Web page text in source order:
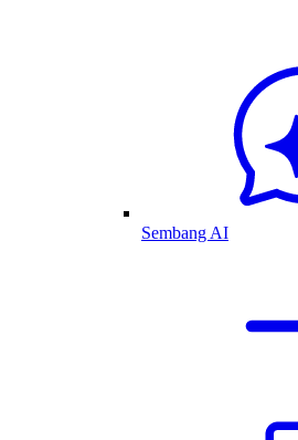
Sembang AI